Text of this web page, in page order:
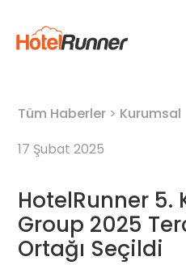
Tüm Haberler > Kurumsal
17 Şubat 2025
HotelRunner 5.
Group 2025
Ortağı Seçildi